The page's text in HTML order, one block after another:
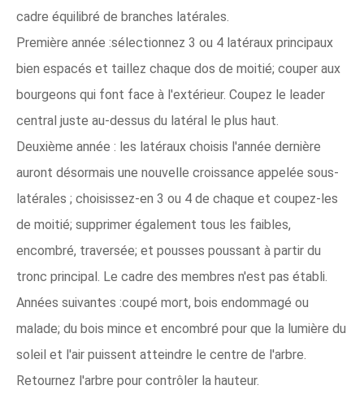
cadre équilibré de branches latérales.
Première année :sélectionnez 3 ou 4 latéraux principaux
bien espacés et taillez chaque dos de moitié; couper aux
bourgeons qui font face à l'extérieur. Coupez le leader
central juste au-dessus du latéral le plus haut.
Deuxième année : les latéraux choisis l'année dernière
auront désormais une nouvelle croissance appelée sous-
latérales ; choisissez-en 3 ou 4 de chaque et coupez-les
de moitié; supprimer également tous les faibles,
encombré, traversée; et pousses poussant à partir du
tronc principal. Le cadre des membres n'est pas établi.
Années suivantes :coupé mort, bois endommagé ou
malade; du bois mince et encombré pour que la lumière du
soleil et l'air puissent atteindre le centre de l'arbre.
Retournez l'arbre pour contrôler la hauteur.